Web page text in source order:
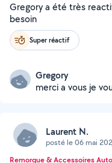
Gregory a été très
besoin
Super réactif
Gregory
merci a vous je
Laurent N.
posté le 06 mai
Remorque & Accessoires Auto